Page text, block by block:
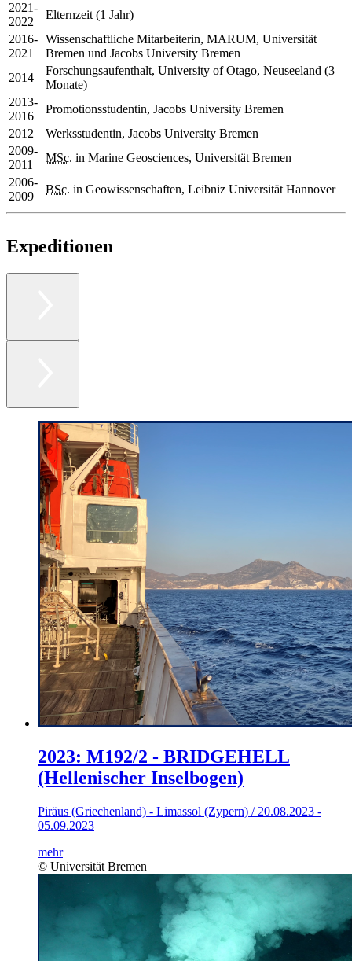
2021-
2022
Elternzeit (1 Jahr)
2016-
2021
Wissenschaftliche Mitarbeiterin, MARUM, Universität
Bremen und Jacobs University Bremen
2014
Forschungsaufenthalt, University of Otago, Neuseeland (3
Monate)
2013-
2016
Promotionsstudentin, Jacobs University Bremen
2012
Werksstudentin, Jacobs University Bremen
2009-
2011
MSc. in Marine Geosciences, Universität Bremen
2006-
2009
BSc. in Geowissenschaften, Leibniz Universität Hannover
Expeditionen
2023: M192/2 - BRIDGEHELL
(Hellenischer Inselbogen)
Piräus (Griechenland) - Limassol (Zypern) / 20.08.2023 -
05.09.2023
mehr
© Universität Bremen